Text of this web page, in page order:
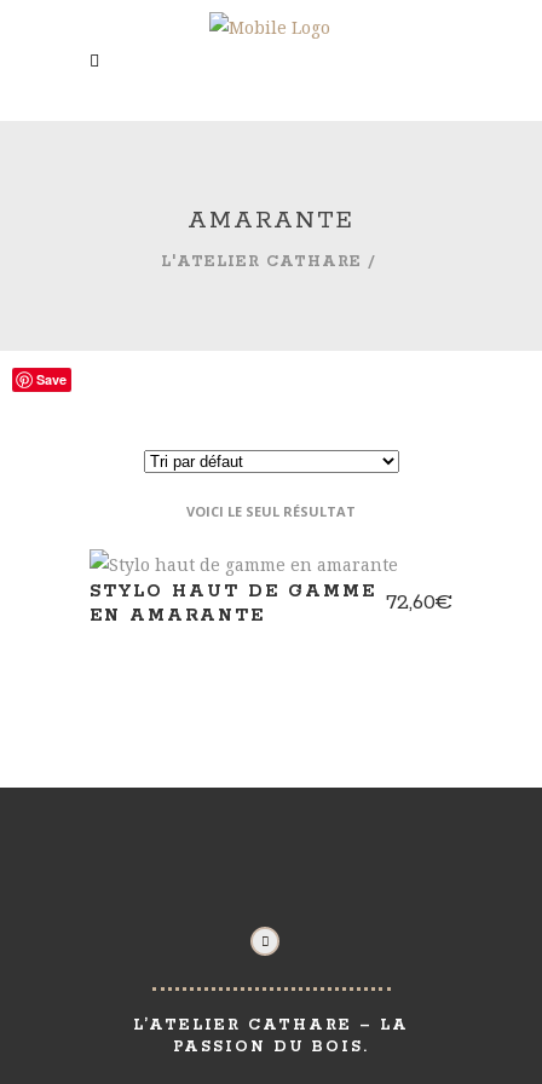
AMARANTE
L'ATELIER CATHARE /
VOICI LE SEUL RÉSULTAT
Save
STYLO HAUT DE GAMME
EN AMARANTE
72,60€
L’ATELIER CATHARE – LA
PASSION DU BOIS.